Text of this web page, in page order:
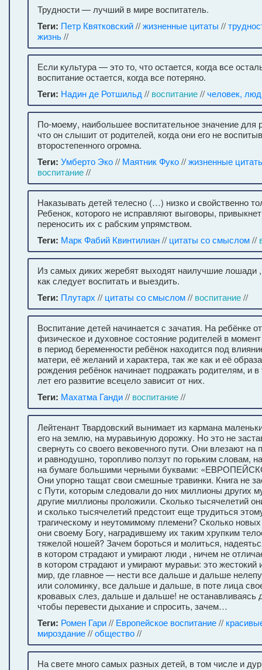
Трудности — лучший в мире воспитатель.
Теги: Петр Квятковский//жизненные цитаты //
жизнь//
Если культура — это то, что остается, когда все
воспитание остается, когда все потеряно.
Теги: Надин де Ротшильд // воспитание//человек,
По-моему, наибольшее воспитательное значение для
что он слышит от родителей, когда они его не
второстепенного огромна.
Теги: Умберто Эко// Маятник Фуко//жизненные
воспитание//
Наказывать детей телесно (…) низко и свойственно
Ребенок, которого не исправляют выговоры,
переносить их с рабским упрямством.
Теги: Марк Фабий Квинтилиан// цитаты со смыслом//
Из самых диких жеребят выходят наилучшие лошади
как следует воспитать и выездить.
Теги: Плутарх // цитаты со смыслом// воспитание//
Воспитание детей начинается с зачатия. На ребёнке
физическое и духовное состояние родителей в
в период беременности ребёнок находится под
матери, её желаний и характера, так же как и её
рождения ребёнок начинает подражать родителям, и в
лет его развитие всецело зависит от них.
Теги: Махатма Ганди// воспитание//
Лейтенант Твардовский вынимает из кармана
его на землю, на муравьиную дорожку. Но это не
свернуть со своего вековечного пути. Они влезают на
и равнодушно, торопливо ползут по горьким словам,
на бумаге большими черными буквами:
Они упорно тащат свои смешные травинки. Книга не
с Пути, которым следовали до них миллионы других
другие миллионы проложили. Сколько тысячелетий
и сколько тысячелетий предстоит еще трудиться
трагическому и неутомимому племени? Сколько новых
они своему Богу, наградившему их таким хрупким
тяжелой ношей? Зачем бороться и молиться,
в котором страдают и умирают люди , ничем не
в котором страдают и умирают муравьи: это
мир, где главное — нести все дальше и дальше
или соломинку, все дальше и дальше, в поте лица
кровавых слез, дальше и дальше! не останавливаясь
чтобы перевести дыхание и спросить, зачем…
Теги: Ромен Гари// Европейское воспитание//
мироздание//общество//
На свете много самых разных детей, в том числе и